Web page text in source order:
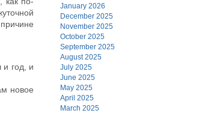
и год, и
новое
January 2026
December 2025
November 2025
October 2025
September 2025
August 2025
July 2025
June 2025
May 2025
April 2025
March 2025